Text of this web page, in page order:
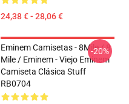
24,38 € - 28,06 €
Eminem Camisetas - 8Mile / 8
Mile / Eminem - Viejo Eminem
Camiseta Clásica Stuff
RB0704
-20%